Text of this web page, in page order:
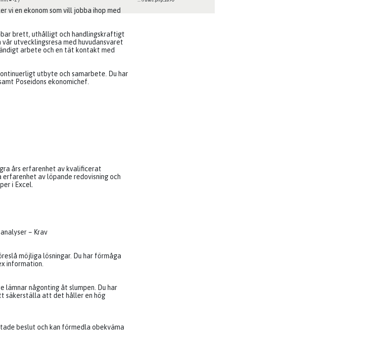
en ekonom som vill jobba ihop med
brett, uthålligt och handlingskraftigt
utvecklingsresa med huvudansvaret
arbete och en tät kontakt med
utbyte och samarbete. Du har
Poseidons ekonomichef.
års erfarenhet av kvalificerat
av löpande redovisning och
i Excel.
– Krav
möjliga lösningar. Du har förmåga
information.
någonting åt slumpen. Du har
säkerställa att det håller en hög
beslut och kan förmedla obekväma